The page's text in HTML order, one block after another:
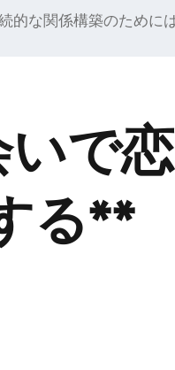
的な関係構築のため
で恋
る**